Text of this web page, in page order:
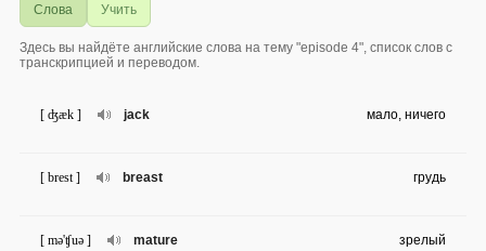
Слова Учить
Здесь вы найдёте английские слова на тему "episode 4", список слов с
транскрипцией и переводом.
jack
[ ʤæk ] мало, ничего
breast
[ brest ] грудь
mature
[ mə'ʧuə ] зрелый